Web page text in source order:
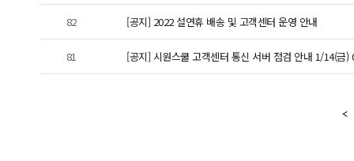
82 [공지] 2022 설연휴 배송 및 고객센터 운영 안내
81 [공지] 시원스쿨 고객센터 통신 서버 점검 안내 1/14(금)